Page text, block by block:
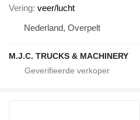
Vering veer/lucht
Nederland, Overpelt
M.J.C. TRUCKS & MACHINERY